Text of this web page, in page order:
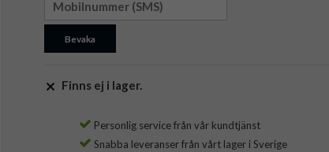
Bevaka
Finns ej i lager.
Personlig service från vår kundtjänst
Snabba leveranser från vårt lager i Sverige